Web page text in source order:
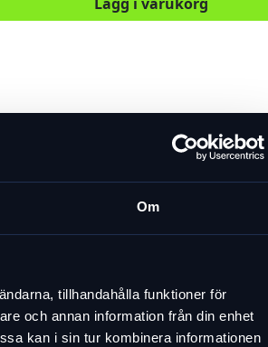
Om
tillhandahålla funktioner för
och annan information från din enhet
kan i sin tur kombinera informationen